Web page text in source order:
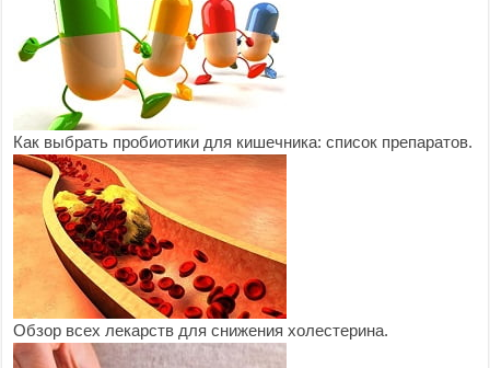
Как выбрать пробиотики для кишечника: список препаратов.
Обзор всех лекарств для снижения холестерина.